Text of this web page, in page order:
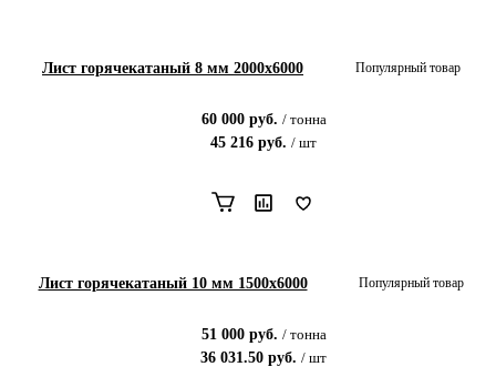
Лист горячекатаный 8 мм 2000x6000 Популярный товар
60 000руб. / тонна
45 216 руб. / шт
Лист горячекатаный 10 мм 1500x6000 Популярный товар
51 000руб. / тонна
36 031.50 руб. / шт